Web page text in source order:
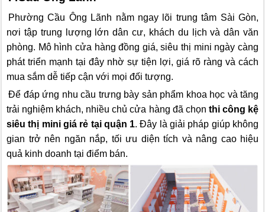
Phường Cầu Ông Lãnh nằm ngay lõi trung tâm Sài Gòn,
nơi tập trung lượng lớn dân cư, khách du lịch và dân văn
phòng. Mô hình cửa hàng đồng giá, siêu thị mini ngày càng
phát triển mạnh tại đây nhờ sự tiện lợi, giá rõ ràng và cách
mua sắm dễ tiếp cận với mọi đối tượng.
Để đáp ứng nhu cầu trưng bày sản phẩm khoa học và tăng
trải nghiệm khách, nhiều chủ cửa hàng đã chọn thi công kệ
siêu thị mini giá rẻ tại quận 1. Đây là giải pháp giúp không
gian trở nên ngăn nắp, tối ưu diện tích và nâng cao hiệu
quả kinh doanh tại điểm bán.